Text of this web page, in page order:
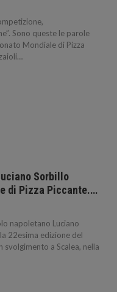
Sono queste le parole
Mondiale di Pizza
Sorbillo
di Pizza Piccante.…
napoletano Luciano
22esima edizione del
svolgimento a Scalea, nella